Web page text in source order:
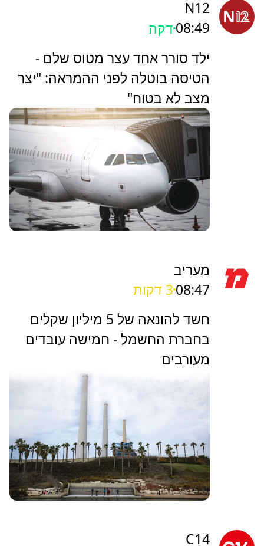
N12
08:49דקה
ילד סורר אחד עצר מטוס שלם -
הטיסה בוטלה לפני ההמראה: "יצר
מצב לא בטוח"
מעריב
08:473 דקות
חשד להונאה של 5 מיליון שקלים
בחברת החשמל - חמישה עובדים
מעורבים
C14